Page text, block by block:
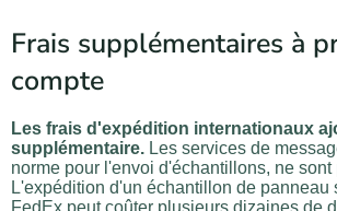
Frais supplémentaires à
compte
Les frais d'expédition internationaux
supplémentaire. Les services de
norme pour l'envoi d'échantillons, ne sont
L'expédition d'un échantillon de panneau
FedEx peut coûter plusieurs dizaines de